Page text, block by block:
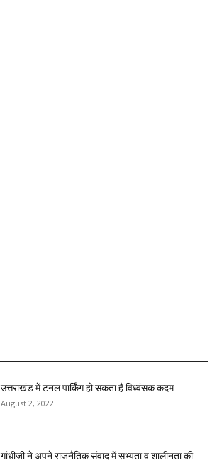
उत्तराखंड में टनल पार्किंग हो सकता है विध्वंसक कदम
August 2, 2022
गांधीजी ने अपने राजनैतिक संवाद में सभ्यता व शालीनता की